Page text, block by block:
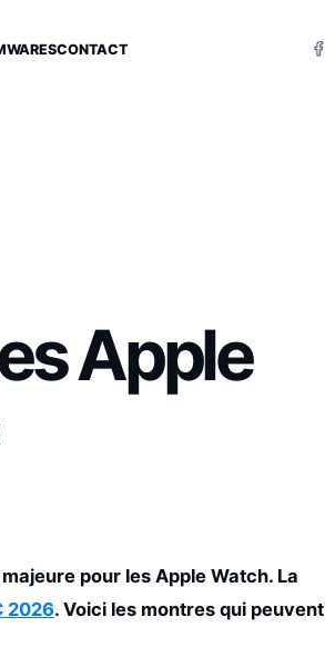
CONTACT
Apple
pour les Apple Watch. La
2026. Voici les montres qui peuvent